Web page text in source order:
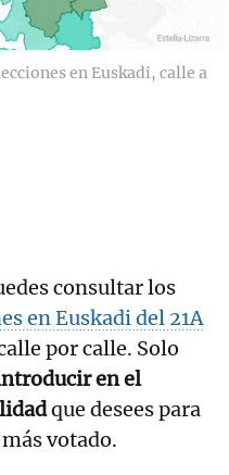
en Euskadi, calle a
consultar los
en Euskadi del 21A
por calle. Solo
en el
que desees para
votado.